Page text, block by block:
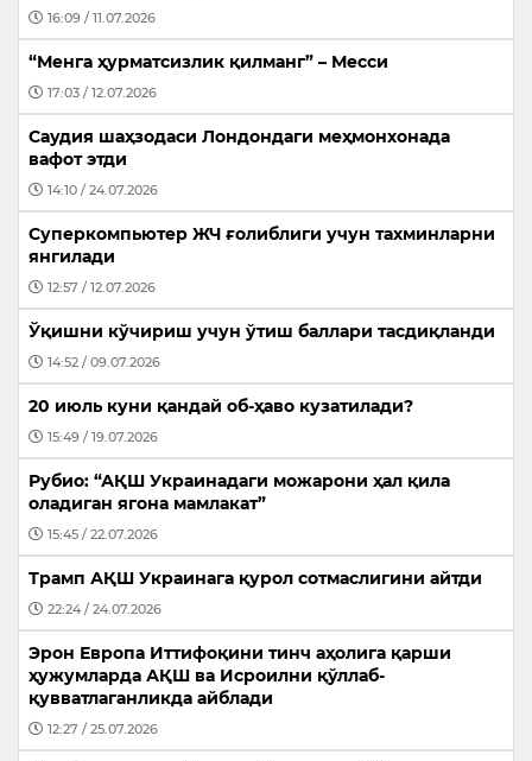
16:09 / 11.07.2026
“Менга ҳурматсизлик қилманг” – Месси
17:03 / 12.07.2026
Саудия шаҳзодаси Лондондаги меҳмонхонада
вафот этди
14:10 / 24.07.2026
Суперкомпьютер ЖЧ ғолиблиги учун тахминларни
янгилади
12:57 / 12.07.2026
Ўқишни кўчириш учун ўтиш баллари тасдиқланди
14:52 / 09.07.2026
20 июль куни қандай об-ҳаво кузатилади?
15:49 / 19.07.2026
Рубио: “АҚШ Украинадаги можарони ҳал қила
оладиган ягона мамлакат”
15:45 / 22.07.2026
Трамп АҚШ Украинага қурол сотмаслигини айтди
22:24 / 24.07.2026
Эрон Европа Иттифоқини тинч аҳолига қарши
ҳужумларда АҚШ ва Исроилни қўллаб-
қувватлаганликда айблади
12:27 / 25.07.2026